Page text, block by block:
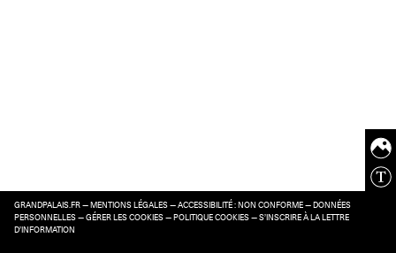
GRANDPALAIS.FR — MENTIONS LÉGALES — ACCESSIBILITÉ : NON CONFORME — DONNÉES
PERSONNELLES — GÉRER LES COOKIES — POLITIQUE COOKIES — S’INSCRIRE À LA LETTRE
D’INFORMATION